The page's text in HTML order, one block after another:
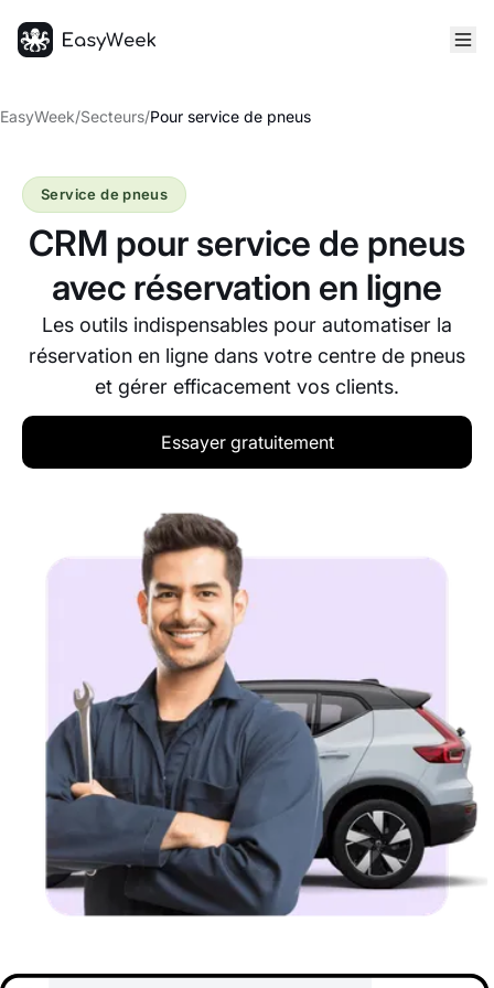
EasyWeek/Secteurs/Pour service de pneus
CRM pour service de pneus
avec réservation en ligne
Les outils indispensables pour automatiser la
réservation en ligne dans votre centre de pneus
et gérer efficacement vos clients.
Service de pneus
Essayer gratuitement